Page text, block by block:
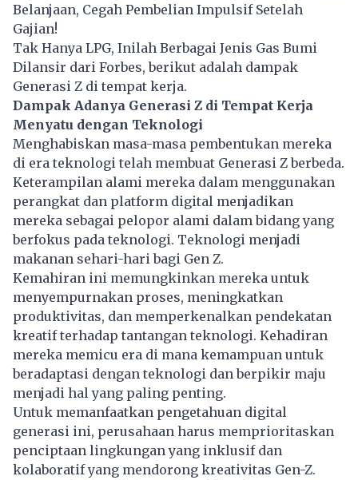
Belanjaan, Cegah Pembelian Impulsif Setelah
Gajian!
Tak Hanya LPG, Inilah Berbagai Jenis Gas Bumi
Dilansir dari Forbes, berikut adalah dampak
Generasi Z di tempat kerja.
Dampak Adanya Generasi Z di Tempat Kerja
Menyatu dengan Teknologi
Menghabiskan masa-masa pembentukan mereka
di era teknologi telah membuat Generasi Z berbeda.
Keterampilan alami mereka dalam menggunakan
perangkat dan platform digital menjadikan
mereka sebagai pelopor alami dalam bidang yang
berfokus pada teknologi. Teknologi menjadi
makanan sehari-hari bagi Gen Z.
Kemahiran ini memungkinkan mereka untuk
menyempurnakan proses, meningkatkan
produktivitas, dan memperkenalkan pendekatan
kreatif terhadap tantangan teknologi. Kehadiran
mereka memicu era di mana kemampuan untuk
beradaptasi dengan teknologi dan berpikir maju
menjadi hal yang paling penting.
Untuk memanfaatkan pengetahuan digital
generasi ini, perusahaan harus memprioritaskan
penciptaan lingkungan yang inklusif dan
kolaboratif yang mendorong kreativitas Gen-Z.